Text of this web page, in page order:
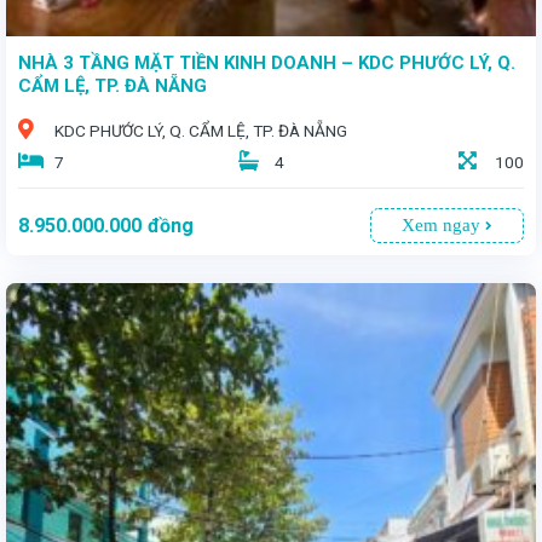
NHÀ 3 TẦNG MẶT TIỀN KINH DOANH – KDC PHƯỚC LÝ, Q.
CẨM LỆ, TP. ĐÀ NẴNG
KDC PHƯỚC LÝ, Q. CẨM LỆ, TP. ĐÀ NẴNG
7
4 100
8.950.000.000 đồng Xem ngay